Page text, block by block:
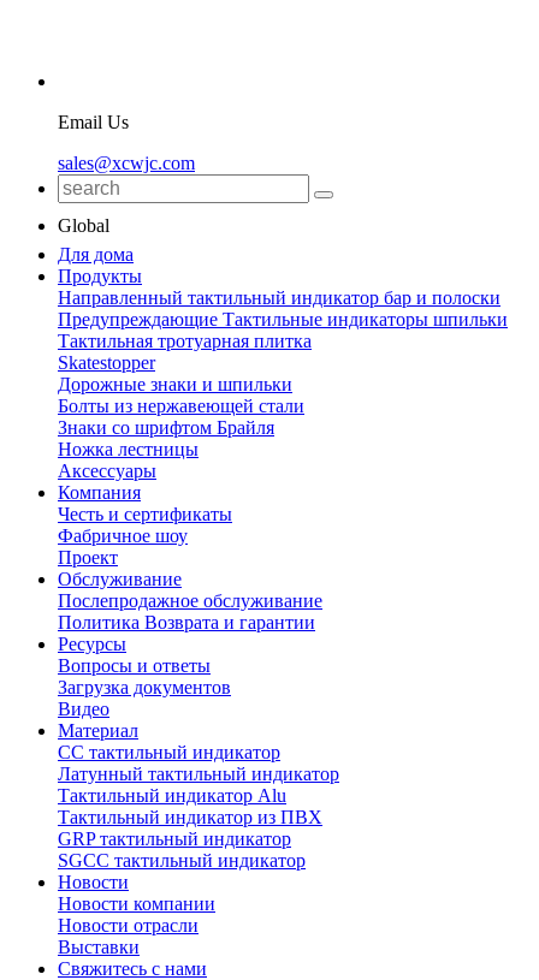
Email Us
sales@xcwjc.com
Global
Для дома
Продукты
Направленный тактильный индикатор бар и полоски
Предупреждающие Тактильные индикаторы шпильки
Тактильная тротуарная плитка
Skatestopper
Дорожные знаки и шпильки
Болты из нержавеющей стали
Знаки со шрифтом Брайля
Ножка лестницы
Аксессуары
Компания
Честь и сертификаты
Фабричное шоу
Проект
Обслуживание
Послепродажное обслуживание
Политика Возврата и гарантии
Ресурсы
Вопросы и ответы
Загрузка документов
Видео
Материал
СС тактильный индикатор
Латунный тактильный индикатор
Тактильный индикатор Alu
Тактильный индикатор из ПВХ
GRP тактильный индикатор
SGCC тактильный индикатор
Новости
Новости компании
Новости отрасли
Выставки
Свяжитесь с нами